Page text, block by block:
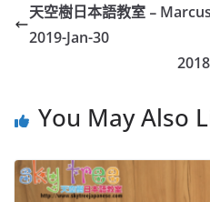
天空樹日本語教室
2019-Jan-30
You May Also